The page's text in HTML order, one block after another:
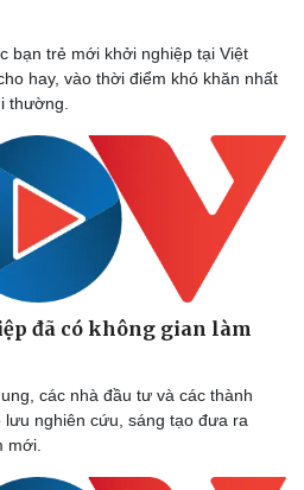
bạn trẻ mới khởi nghiệp tại Việt
hay, vào thời điểm khó khăn nhất
thường.
đã có không gian làm
các nhà đầu tư và các thành
nghiên cứu, sáng tạo đưa ra
mới.